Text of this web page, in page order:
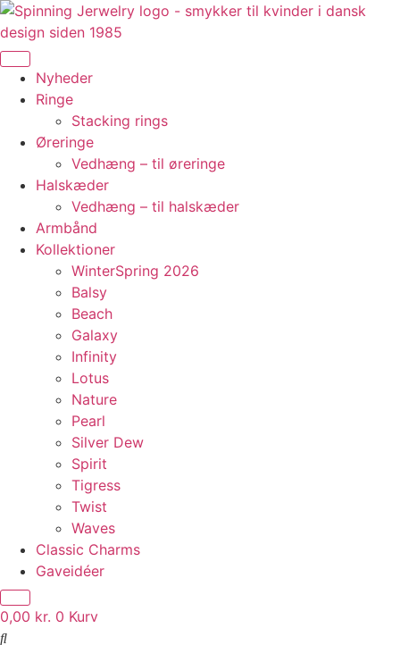
Videre
til
indhold
Nyheder
Ringe
Stacking rings
Øreringe
Vedhæng – til øreringe
Halskæder
Vedhæng – til halskæder
Armbånd
Kollektioner
WinterSpring 2026
Balsy
Beach
Galaxy
Infinity
Lotus
Nature
Pearl
Silver Dew
Spirit
Tigress
Twist
Waves
Classic Charms
Gaveidéer
0,00 kr. 0 Kurv